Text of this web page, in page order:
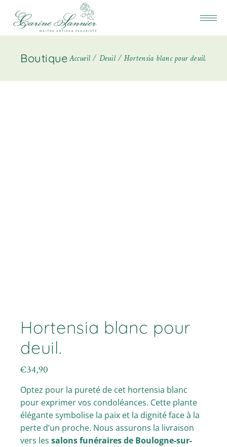
BoutiqueAccueil Deuil Hortensia blanc pour deuil.
Hortensia blanc pour
deuil.
€34,90
Optez pour la pureté de cet hortensia blanc
pour exprimer vos condoléances. Cette plante
élégante symbolise la paix et la dignité face à la
perte d’un proche. Nous assurons la livraison
vers lessalons funéraires de Boulogne-sur-